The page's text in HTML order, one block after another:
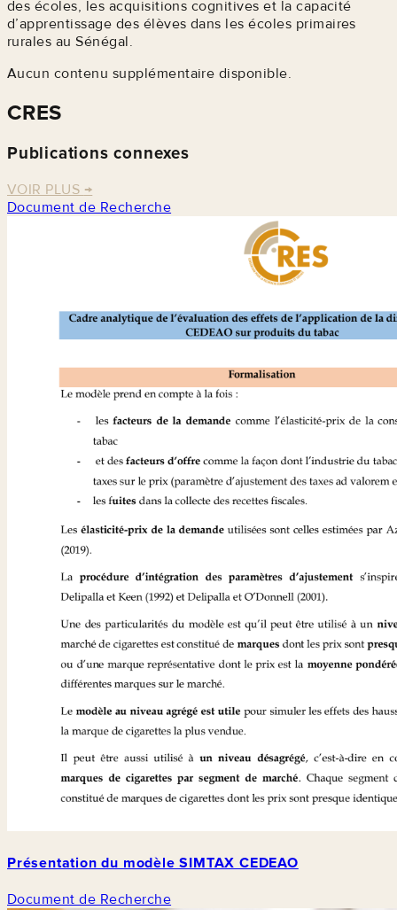
des écoles, les acquisitions cognitives et la capacité
d’apprentissage des élèves dans les écoles primaires
rurales au Sénégal.
Aucun contenu supplémentaire disponible.
CRES
Publications connexes
VOIR PLUS →
Document de Recherche
Présentation du modèle SIMTAX CEDEAO
Document de Recherche